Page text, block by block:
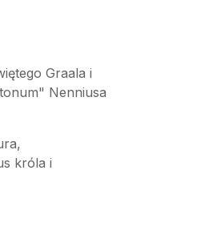
Graala i
Nenniusa
króla i